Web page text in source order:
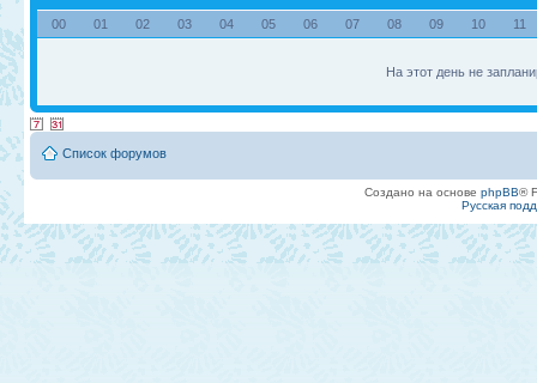
00 01 02 03 04 05 06 07 08 09 10 11
На этот день не
Список форумов
Создано на основе phpBB®
Русская